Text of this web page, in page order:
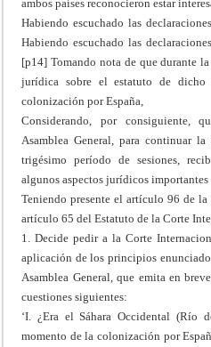
ambos países reconocieron estar
Habiendo escuchado las
Habiendo escuchado las
[p14] Tomando nota de que durante
jurídica sobre el estatuto de
colonización por España,
Considerando, por consiguiente,
Asamblea General, para continuar
trigésimo período de sesiones,
algunos aspectos jurídicos importantes
Teniendo presente el artículo 96 de
artículo 65 del Estatuto de la Corte
1. Decide pedir a la Corte
aplicación de los principios
Asamblea General, que emita en
cuestiones siguientes:
‘I. ¿Era el Sáhara Occidental (Río
momento de la colonización por